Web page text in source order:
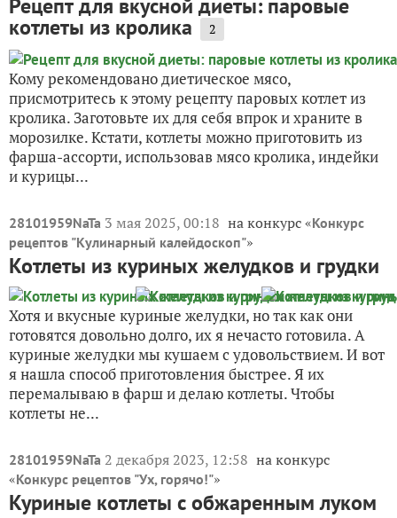
Рецепт для вкусной диеты: паровые
котлеты из кролика 2
Кому рекомендовано диетическое мясо,
присмотритесь к этому рецепту паровых котлет из
кролика. Заготовьте их для себя впрок и храните в
морозилке. Кстати, котлеты можно приготовить из
фарша-ассорти, использовав мясо кролика, индейки
и курицы...
28101959NaTa 3 мая 2025, 00:18 на конкурс «Конкурс
рецептов "Кулинарный калейдоскоп"»
Котлеты из куриных желудков и грудки
Хотя и вкусные куриные желудки, но так как они
готовятся довольно долго, их я нечасто готовила. А
куриные желудки мы кушаем с удовольствием. И вот
я нашла способ приготовления быстрее. Я их
перемалываю в фарш и делаю котлеты. Чтобы
котлеты не...
28101959NaTa 2 декабря 2023, 12:58 на конкурс
«Конкурс рецептов "Ух, горячо!"»
Куриные котлеты с обжаренным луком